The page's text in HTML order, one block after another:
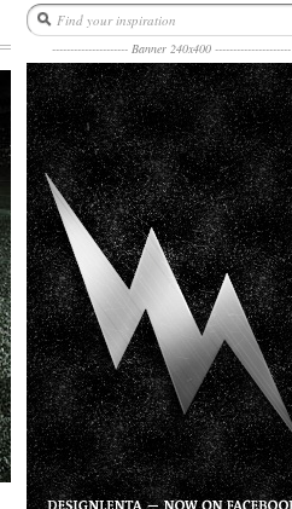
--------------------- Banner 240x400 ---------------------